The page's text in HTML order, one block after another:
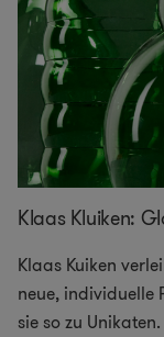
Klaas Kluiken:
Klaas Kuiken
neue, individuelle
sie so zu